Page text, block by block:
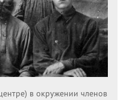
в окружении членов